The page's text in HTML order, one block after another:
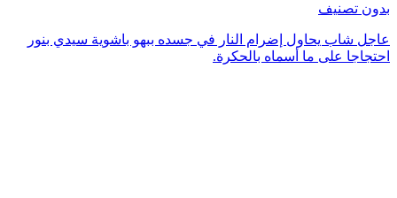
بدون تصنيف
عاجل شاب يحاول إضرام النار في جسده ببهو باشوية سيدي بنور
احتجاجا على ما أسماه بالحكرة.